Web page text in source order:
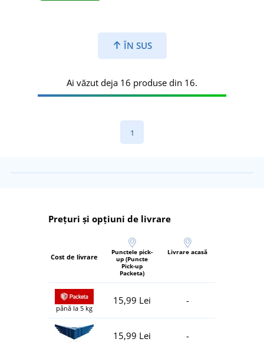
ÎN SUS
Ai văzut deja 16 produse din 16.
1
Prețuri și opțiuni de livrare
Cost de livrare
Punctele pick-
up (Puncte
Pick-up
Packeta)
Livrare acasă
până la 5 kg
15,99 Lei -
15,99 Lei -